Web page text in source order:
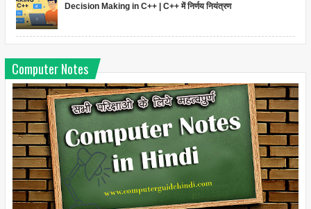
Decision Making in C++ | C++ में निर्णय नियंत्रण
Computer Notes